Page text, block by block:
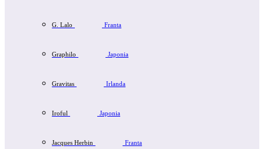
G. Lalo Franta
Graphilo Japonia
Gravitas Irlanda
Iroful Japonia
Jacques Herbin Franta